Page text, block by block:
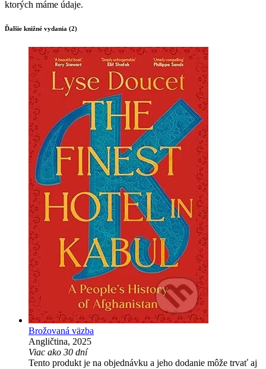
ktorých máme údaje.
Ďalšie knižné vydania (2)
Brožovaná väzba
Angličtina, 2025
Viac ako 30 dní
Tento produkt je na objednávku a jeho dodanie môže trvať aj